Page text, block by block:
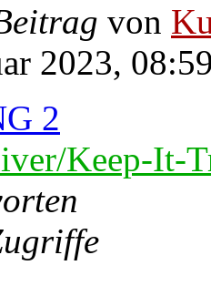
von
2023,
2
Keep-It-